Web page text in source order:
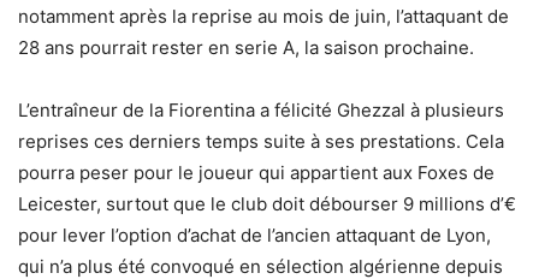
notamment après la reprise au mois de juin, l’attaquant de
28 ans pourrait rester en serie A, la saison prochaine.
L’entraîneur de la Fiorentina a félicité Ghezzal à plusieurs
reprises ces derniers temps suite à ses prestations. Cela
pourra peser pour le joueur qui appartient aux Foxes de
Leicester, surtout que le club doit débourser 9 millions d’€
pour lever l’option d’achat de l’ancien attaquant de Lyon,
qui n’a plus été convoqué en sélection algérienne depuis